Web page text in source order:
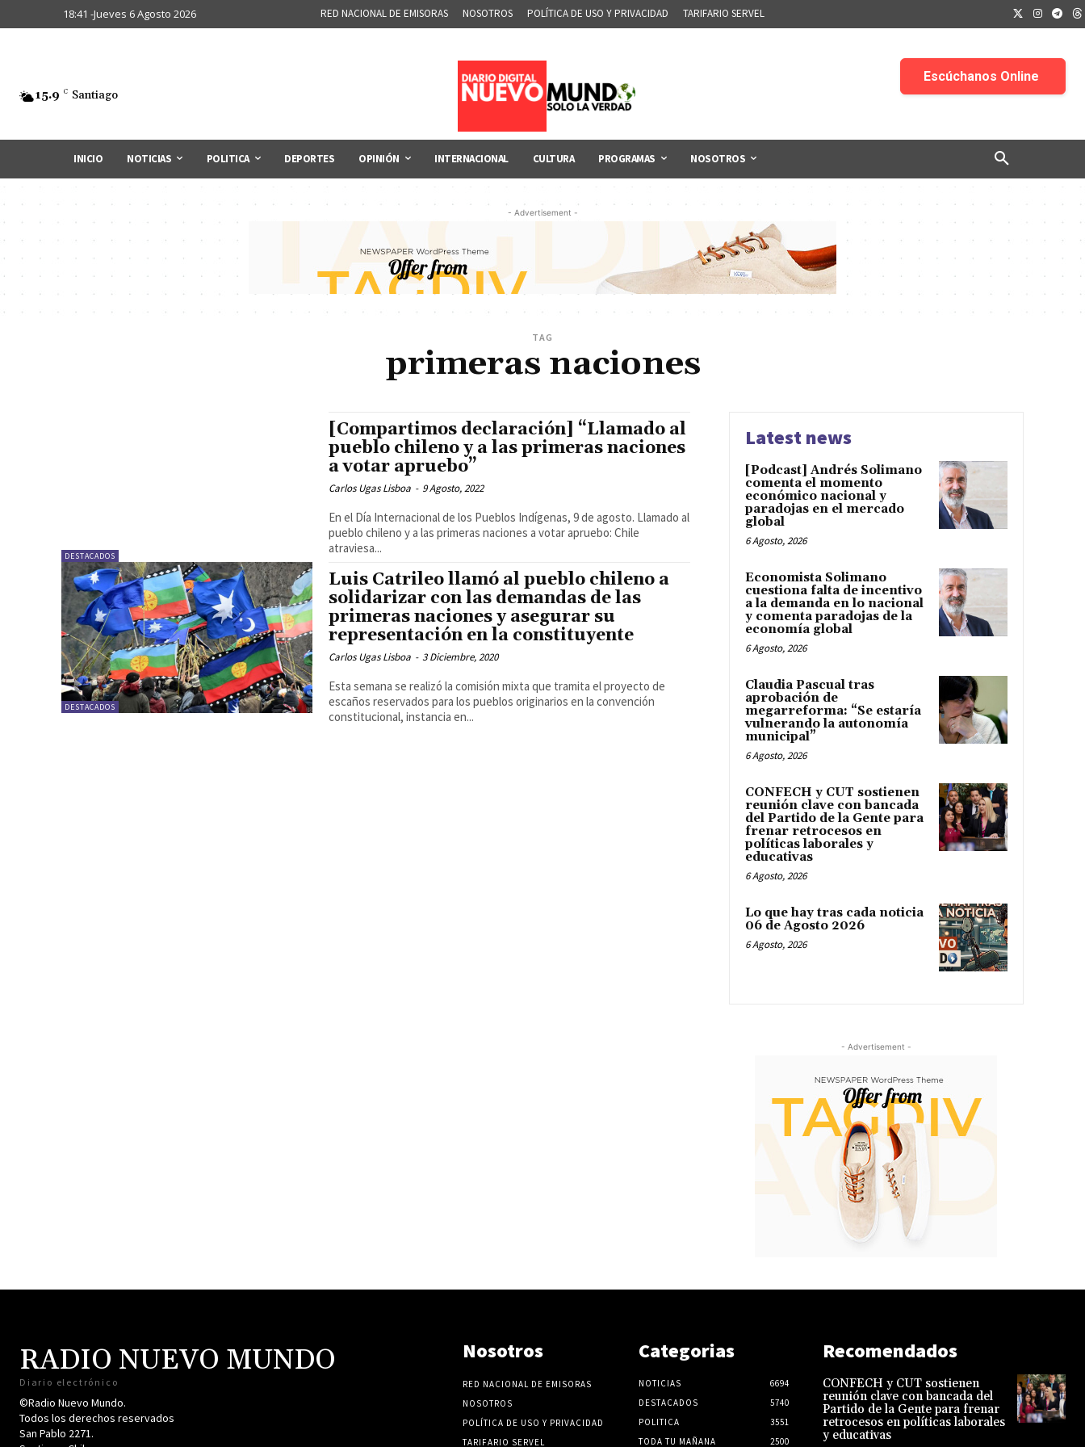
18:41 -Jueves 6 Agosto 2026 RED NACIONAL DE EMISORAS NOSOTROS POLÍTICA DE USO Y PRIVACIDAD TARIFARIO SERVEL
15.9 C Santiago
INICIO NOTICIAS POLITICA DEPORTES OPINIÓN INTERNACIONAL CULTURA PROGRAMAS NOSOTROS
- Advertisement -
TAG
primeras naciones
DESTACADOS
[Compartimos declaración] “Llamado al
pueblo chileno y a las primeras naciones
a votar apruebo”
Carlos Ugas Lisboa - 9 Agosto, 2022
En el Día Internacional de los Pueblos Indígenas, 9 de agosto. Llamado al
pueblo chileno y a las primeras naciones a votar apruebo: Chile
atraviesa...
DESTACADOS
Luis Catrileo llamó al pueblo chileno a
solidarizar con las demandas de las
primeras naciones y asegurar su
representación en la constituyente
Carlos Ugas Lisboa - 3 Diciembre, 2020
Esta semana se realizó la comisión mixta que tramita el proyecto de
escaños reservados para los pueblos originarios en la convención
constitucional, instancia en...
Latest news
[Podcast] Andrés Solimano
comenta el momento
económico nacional y
paradojas en el mercado
global
6 Agosto, 2026
Economista Solimano
cuestiona falta de incentivo
a la demanda en lo nacional
y comenta paradojas de la
economía global
6 Agosto, 2026
Claudia Pascual tras
aprobación de
megarreforma: “Se estaría
vulnerando la autonomía
municipal”
6 Agosto, 2026
CONFECH y CUT sostienen
reunión clave con bancada
del Partido de la Gente para
frenar retrocesos en
políticas laborales y
educativas
6 Agosto, 2026
Lo que hay tras cada noticia
06 de Agosto 2026
6 Agosto, 2026
- Advertisement -
RADIO NUEVO MUNDO
Diario electrónico
©Radio Nuevo Mundo.
Todos los derechos reservados
San Pablo 2271.
Nosotros
RED NACIONAL DE EMISORAS
NOSOTROS
POLÍTICA DE USO Y PRIVACIDAD
TARIFARIO SERVEL
Categorias
NOTICIAS
6694
DESTACADOS
5740
POLITICA
3551
TODA TU MAÑANA
2500
Recomendados
CONFECH y CUT sostienen
reunión clave con bancada del
Partido de la Gente para frenar
retrocesos en políticas laborales
y educativas